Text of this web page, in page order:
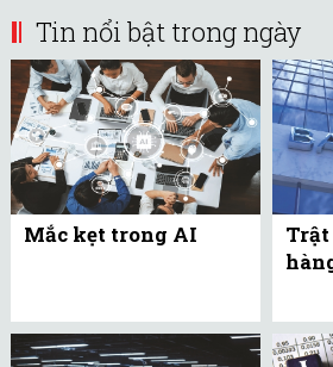
Tin nổi bật trong ngày
Mắc kẹt trong AI